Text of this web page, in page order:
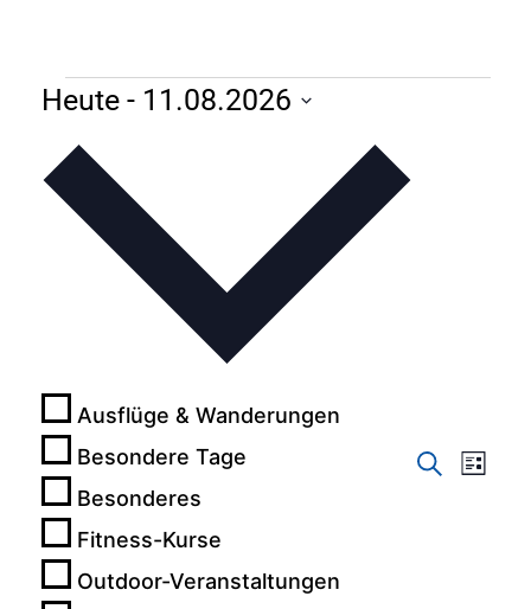
SucheListe
Heute - 11.08.2026
wählen.
Ausflüge & Wanderungen
Besondere Tage
Besonderes
Fitness-Kurse
Outdoor-Veranstaltungen